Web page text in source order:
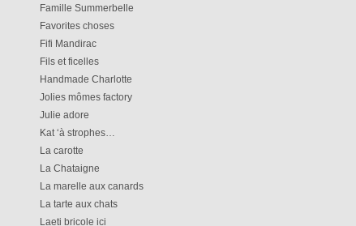
Famille Summerbelle
Favorites choses
Fifi Mandirac
Fils et ficelles
Handmade Charlotte
Jolies mômes factory
Julie adore
Kat ‘à strophes…
La carotte
La Chataigne
La marelle aux canards
La tarte aux chats
Laeti bricole ici